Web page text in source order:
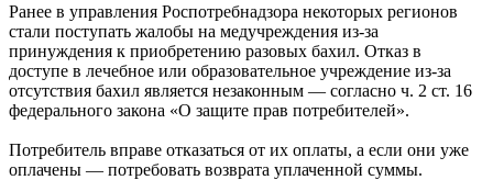
Ранее в управления Роспотребнадзора некоторых регионов
стали поступать жалобы на медучреждения из-за
принуждения к приобретению разовых бахил. Отказ в
доступе в лечебное или образовательное учреждение из-за
отсутствия бахил является незаконным — согласно ч. 2 ст. 16
федерального закона «О защите прав потребителей».
Потребитель вправе отказаться от их оплаты, а если они уже
оплачены — потребовать возврата уплаченной суммы.